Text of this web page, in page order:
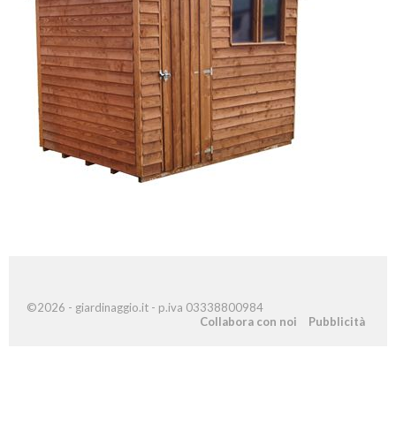
©2026 - giardinaggio.it - p.iva 03338800984
Collabora con noi
Pubblicità